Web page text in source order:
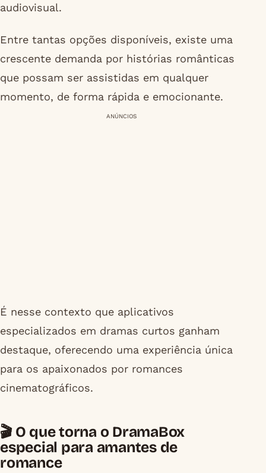
audiovisual.
Entre tantas opções disponíveis, existe uma
crescente demanda por histórias românticas
que possam ser assistidas em qualquer
momento, de forma rápida e emocionante.
ANÚNCIOS
É nesse contexto que aplicativos
especializados em dramas curtos ganham
destaque, oferecendo uma experiência única
para os apaixonados por romances
cinematográficos.
🎬 O que torna o DramaBox
especial para amantes de
romance